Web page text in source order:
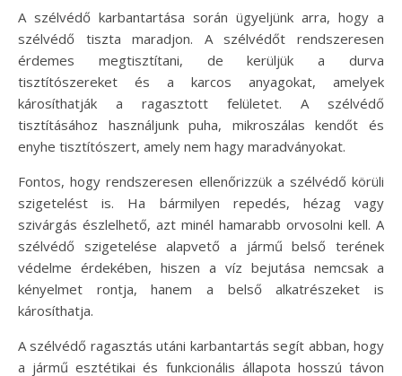
A szélvédő karbantartása során ügyeljünk arra, hogy a
szélvédő tiszta maradjon. A szélvédőt rendszeresen
érdemes megtisztítani, de kerüljük a durva
tisztítószereket és a karcos anyagokat, amelyek
károsíthatják a ragasztott felületet. A szélvédő
tisztításához használjunk puha, mikroszálas kendőt és
enyhe tisztítószert, amely nem hagy maradványokat.
Fontos, hogy rendszeresen ellenőrizzük a szélvédő körüli
szigetelést is. Ha bármilyen repedés, hézag vagy
szivárgás észlelhető, azt minél hamarabb orvosolni kell. A
szélvédő szigetelése alapvető a jármű belső terének
védelme érdekében, hiszen a víz bejutása nemcsak a
kényelmet rontja, hanem a belső alkatrészeket is
károsíthatja.
A szélvédő ragasztás utáni karbantartás segít abban, hogy
a jármű esztétikai és funkcionális állapota hosszú távon